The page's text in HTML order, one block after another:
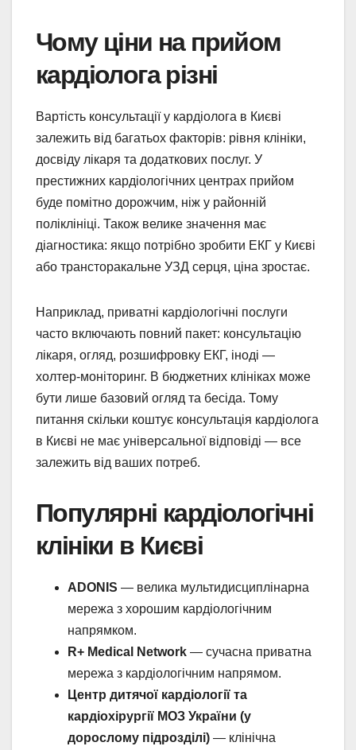
Чому ціни на прийом
кардіолога різні
Вартість консультації у кардіолога в Києві
залежить від багатьох факторів: рівня клініки,
досвіду лікаря та додаткових послуг. У
престижних кардіологічних центрах прийом
буде помітно дорожчим, ніж у районній
поліклініці. Також велике значення має
діагностика: якщо потрібно зробити ЕКГ у Києві
або трансторакальне УЗД серця, ціна зростає.
Наприклад, приватні кардіологічні послуги
часто включають повний пакет: консультацію
лікаря, огляд, розшифровку ЕКГ, іноді —
холтер-моніторинг. В бюджетних клініках може
бути лише базовий огляд та бесіда. Тому
питання скільки коштує консультація кардіолога
в Києві не має універсальної відповіді — все
залежить від ваших потреб.
Популярні кардіологічні
клініки в Києві
ADONIS — велика мультидисциплінарна
мережа з хорошим кардіологічним
напрямком.
R+ Medical Network — сучасна приватна
мережа з кардіологічним напрямом.
Центр дитячої кардіології та
кардіохірургії МОЗ України (у
дорослому підрозділі) — клінічна